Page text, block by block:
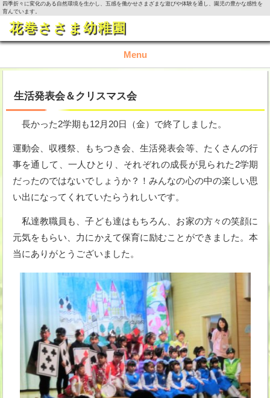
四季折々に変化のある自然環境を生かし、五感を働かせさまざまな遊びや体験を通し、園児の豊かな感性を
育んでいます。
花巻ささま幼稚園
Menu
園の概要
園の生活
今月の活動
生活発表会＆クリスマス会
長かった2学期も12月20日（金）で終了しました。
運動会、収穫祭、もちつき会、生活発表会等、たくさんの行
事を通して、一人ひとり、それぞれの成長が見られた2学期
だったのではないでしょうか？！みんなの心の中の楽しい思
い出になってくれていたらうれしいです。
私達教職員も、子ども達はもちろん、お家の方々の笑顔に
元気をもらい、力にかえて保育に励むことができました。本
当にありがとうございました。